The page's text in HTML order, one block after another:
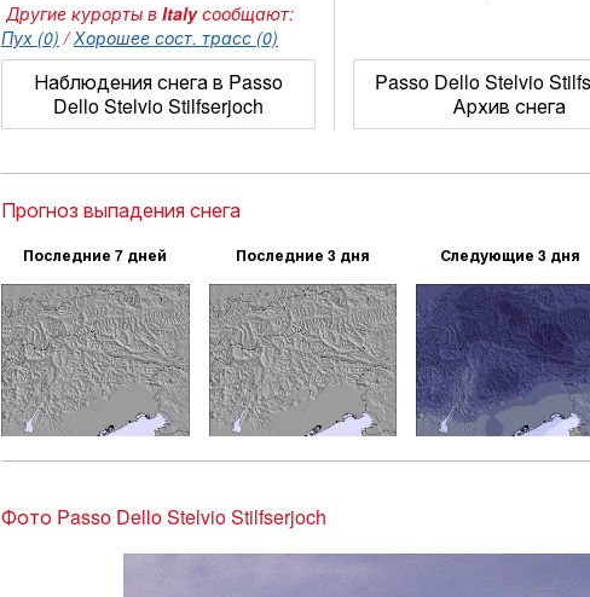
Другие курорты в Italyсообщают:
Пух (0) /Хорошее сост. трасс (0)
Наблюдения снега в Passo
Dello Stelvio Stilfserjoch
Passo Dello Stelvio
Архив снега
Прогноз выпадения снега
Последние 7 дней Последние 3 дня Следующие 3 дня
Фото Passo Dello Stelvio Stilfserjoch